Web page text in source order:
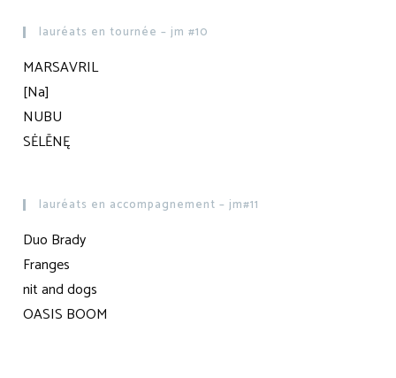
lauréats en tournée – jm #10
MARSAVRIL
[Na]
NUBU
SĖLĒNĘ
lauréats en accompagnement – jm#11
Duo Brady
Franges
nit and dogs
OASIS BOOM